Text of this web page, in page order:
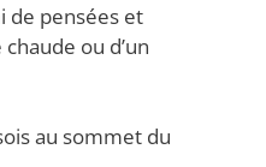
de pensées et
ou d’un
au sommet du